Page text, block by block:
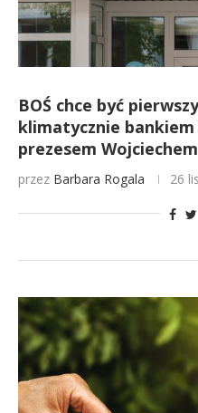
BOŚ chce być
klimatycznie bankiem
prezesem
przez Barbara Rogala 26